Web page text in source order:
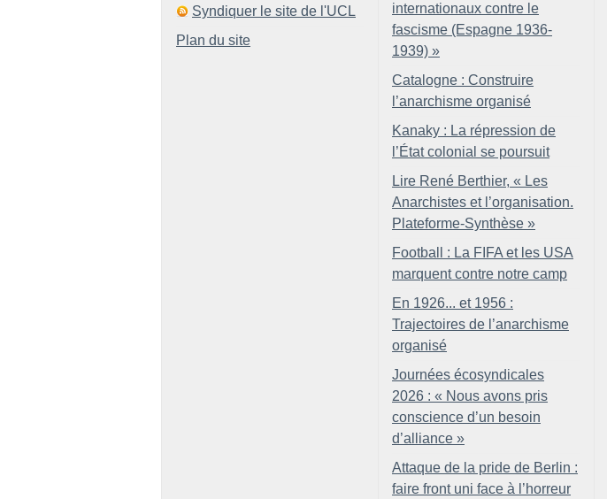
Syndiquer le site de l'UCL
Plan du site
internationaux contre le
fascisme (Espagne 1936-
1939) »
Catalogne : Construire
l’anarchisme organisé
Kanaky : La répression de
l’État colonial se poursuit
Lire René Berthier, « Les
Anarchistes et l’organisation.
Plateforme-Synthèse »
Football : La FIFA et les USA
marquent contre notre camp
En 1926... et 1956 :
Trajectoires de l’anarchisme
organisé
Journées écosyndicales
2026 : « Nous avons pris
conscience d’un besoin
d’alliance »
Attaque de la pride de Berlin :
faire front uni face à l’horreur